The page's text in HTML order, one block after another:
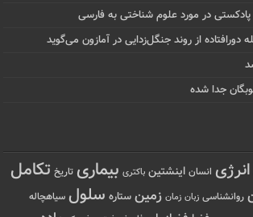
در مورد علوم شناختی به فارسی
دورافتاده‌ از روند جنگل‌زدایی در آمازون می‌گوید
جدا شده
انرژی انسان اینشتین باکتری بیماری تاریخ تکامل
روانشناسی زبان زمان زمین ستاره سلول سیاهچاله